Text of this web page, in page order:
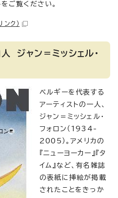
ご覧ください。
ンク）
ジャン＝ミッシェル・
ベルギーを代表する
アーティストの一人、
ジャン＝ミッシェル・
フォロン（1934-
2005）。アメリカの
『ニューヨーカー』『タ
イム』など、有名雑誌
の表紙に挿絵が掲載
されたことをきっか